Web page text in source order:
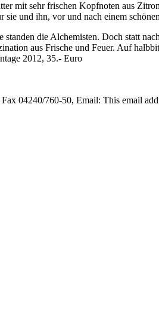
mit sehr frischen Kopfnoten aus
sie und ihn, vor und nach einem
die Alchemisten. Doch statt
aus Frische und Feuer. Auf
2012, 35.- Euro
04240/760-50, Email: This email